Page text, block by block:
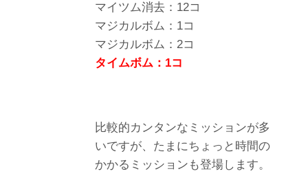
マイツム消去：12コ
マジカルボム：1コ
マジカルボム：2コ
タイムボム：1コ
比較的カンタンなミッションが多
いですが、たまにちょっと時間の
かかるミッションも登場します。